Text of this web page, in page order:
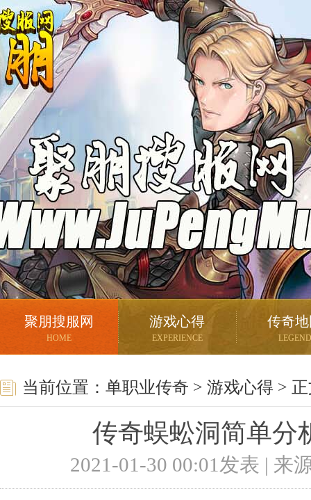
聚朋搜服网
HOME
游戏心得
EXPERIENCE
传奇
LEGEND
当前位置： 单职业传奇 > 游戏心得 >
传奇蜈蚣洞简单分
2021-01-30 00:01发表 | 来